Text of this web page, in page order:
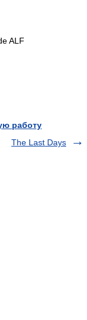
ALF
работу
The Last Days